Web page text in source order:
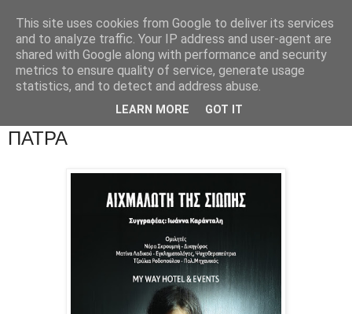
ΠΑΤΡΑ
This site uses cookies from Google to deliver its services
and to analyze traffic. Your IP address and user-agent are
shared with Google along with performance and security
metrics to ensure quality of service, generate usage
statistics, and to detect and address abuse.
LEARN MORE GOT IT